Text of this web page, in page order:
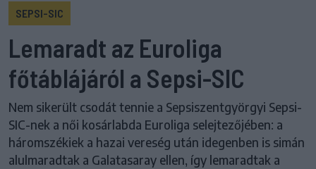
SEPSI-SIC
Lemaradt az Euroliga
főtáblájáról a Sepsi-SIC
Nem sikerült csodát tennie a Sepsiszentgyörgyi Sepsi-
SIC-nek a női kosárlabda Euroliga selejtezőjében: a
háromszékiek a hazai vereség után idegenben is simán
alulmaradtak a Galatasaray ellen, így lemaradtak a